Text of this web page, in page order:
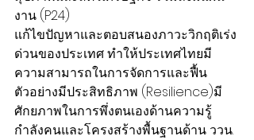
งาน (P24)
แก้ไขปัญหาและตอบสนองภาวะวิกฤติเร่ง
ด่วนของประเทศ ทำให้ประเทศไทยมี
ความสามารถในการจัดการและฟื้น
ตัวอย่างมีประสิทธิภาพ (Resilience)มี
ศักยภาพในการพึ่งตนเองด้านความรู้
กำลังคนและโครงสร้างพื้นฐานด้าน ววน.